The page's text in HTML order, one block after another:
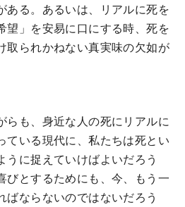
ある。あるいは、リアルに死を
望」を安易に口にする時、死を
取られかねない真実味の欠如が
も、身近な人の死にリアルに
ている現代に、私たちは死とい
うに捉えていけばよいだろう
びとするためにも、今、もう一
ばならないのではないだろう